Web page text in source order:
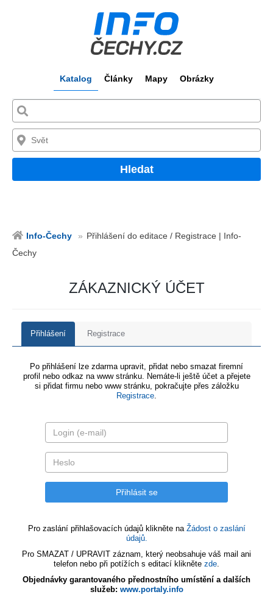
Katalog Články Mapy Obrázky
Hledat
Info-Čechy
Přihlášení do editace / Registrace | Info-
Čechy
ZÁKAZNICKÝ ÚČET
Přihlášení Registrace
Po přihlášení lze zdarma upravit, přidat nebo smazat firemní
profil nebo odkaz na www stránku. Nemáte-li ještě účet a přejete
si přidat firmu nebo www stránku, pokračujte přes záložku
Registrace.
Pro zaslání přihlašovacích údajů klikněte na Žádost o zaslání
údajů.
Pro SMAZAT / UPRAVIT záznam, který neobsahuje váš mail ani
telefon nebo při potížích s editací klikněte zde.
Objednávky garantovaného přednostního umístění a dalších
služeb: www.portaly.info